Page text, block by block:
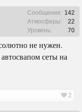
Сообщения: 142
Атмосферы:
22
Уровень:
70
не нужен.
сеты на
2